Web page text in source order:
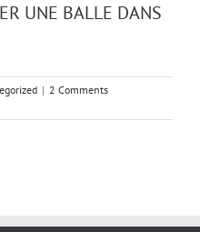
UNE BALLE DANS
| 2 Comments